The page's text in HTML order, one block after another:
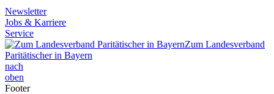
Newsletter
Jobs & Karriere
Service
Zum Landesverband
Paritätischer in Bayern
nach
oben
Footer